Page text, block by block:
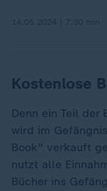
Kostenlose
Denn ein Teil der
wird im
Book" verkauft
nutzt alle
Bücher ins